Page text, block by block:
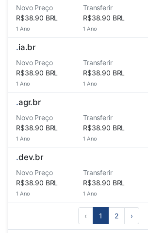
Novo Preço
R$38.90 BRL
1 Ano
Transferir
R$38.90 BRL
1 Ano
.ia.br
Novo Preço
R$38.90 BRL
1 Ano
Transferir
R$38.90 BRL
1 Ano
.agr.br
Novo Preço
R$38.90 BRL
1 Ano
Transferir
R$38.90 BRL
1 Ano
.dev.br
Novo Preço
R$38.90 BRL
1 Ano
Transferir
R$38.90 BRL
1 Ano
‹ 1 2 ›